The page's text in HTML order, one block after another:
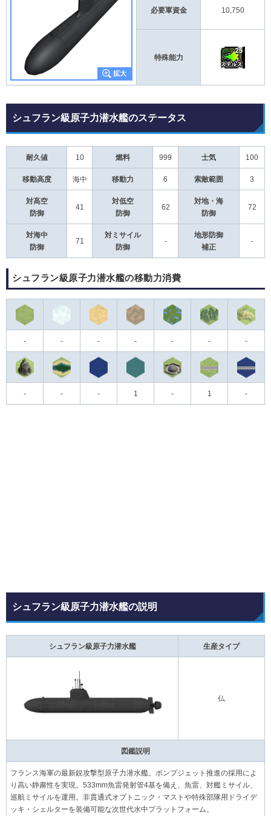
必要軍資金 10,750
特殊能力
シュフラン級原子力潜水艦のステータス
耐久値 10 燃料 999 士気 100
移動高度 海中 移動力 6 索敵範囲 3
対高空
防御
41
対低空
防御
62
対地・海
防御
72
対海中
防御
71
対ミサイル
防御
-
地形防御
補正
-
シュフラン級原子力潜水艦の移動力消費
- - - - - - -
- - - 1 - 1 -
シュフラン級原子力潜水艦の説明
シュフラン級原子力潜水艦 生産タイプ
仏
図鑑説明
フランス海軍の最新鋭攻撃型原子力潜水艦。ポンプジェット推進の採用によ
り高い静粛性を実現。533mm魚雷発射管4基を備え、魚雷、対艦ミサイル、
巡航ミサイルを運用。非貫通式オプトニック・マストや特殊部隊用ドライデ
ッキ・シェルターを装備可能な次世代水中プラットフォーム。